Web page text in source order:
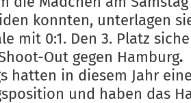
konnten, unterlagen
mit 0:1. Den 3. Platz
Out gegen Hamburg.
hatten in diesem Jahr
und haben das